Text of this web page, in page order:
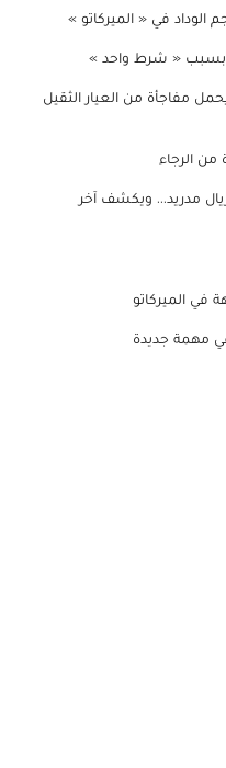
الوداد في « الميركاتو »
بسبب « شرط واحد »
مفاجأة من العيار الثقيل
الرجاء
مدريد... ويكشف آخر
في الميركاتو
مهمة جديدة